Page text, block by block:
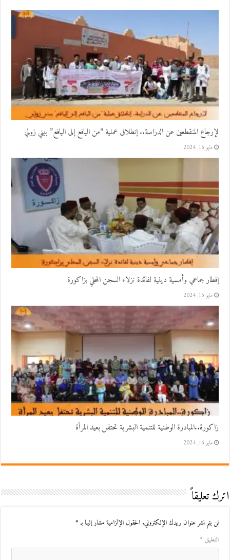
لإرجاع المنقطعين عن الدراسة.. إنطلاق عملية “من اليافع إلى اليافع” ببني زولي
مايو 16, 2024
إفطار جماعي وأمسية دينية لفائدة نزلاء السجن المحلي بزاكورة
مايو 16, 2024
زاكورة..المبادرة الوطنية للتنمية البشرية تحتفل بعيد المرأة
مايو 16, 2024
اترك تعليقاً
لن يتم نشر عنوان بريدك الإلكتروني. الحقول الإلزامية مشار إليها بـ*
التعليق *